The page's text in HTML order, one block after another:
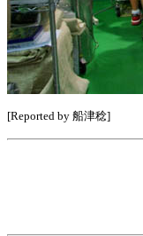
[Reported by 船津稔]